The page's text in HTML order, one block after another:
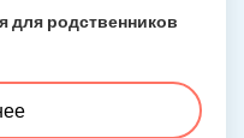
для родственников